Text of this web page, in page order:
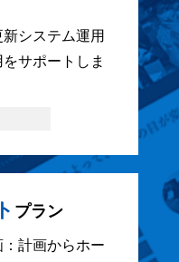
システム運用
サポートしま
プラン
計画からホー